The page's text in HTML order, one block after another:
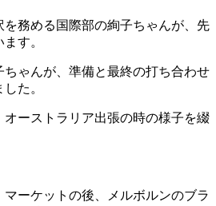
務める国際部の絢子ちゃんが、先
す。
ゃんが、準備と最終の打ち合わせ
た。
オーストラリア出張の時の様子を綴
ーケットの後、メルボルンのブラ